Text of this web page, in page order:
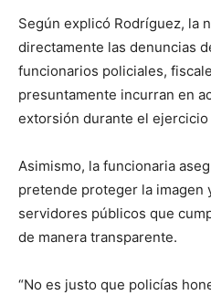
Según explicó Rodríguez, la
directamente las denuncias
funcionarios policiales,
presuntamente incurran en
extorsión durante el
Asimismo, la funcionaria
pretende proteger la imagen
servidores públicos que
de manera transparente.
“No es justo que policías